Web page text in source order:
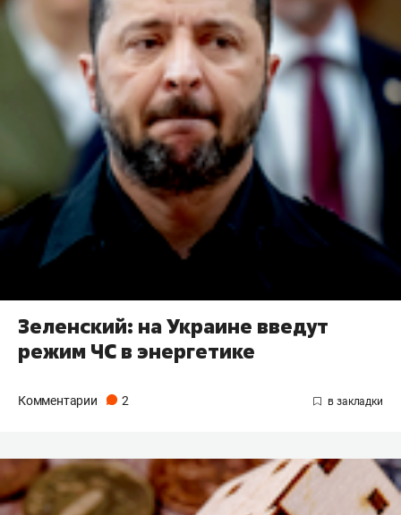
Зеленский: на Украине введут
режим ЧС в энергетике
Комментарии 2